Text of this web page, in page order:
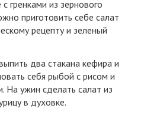
гренками из зернового
приготовить себе салат
рецепту и зеленый
два стакана кефира и
себя рыбой с рисом и
ужин сделать салат из
в духовке.